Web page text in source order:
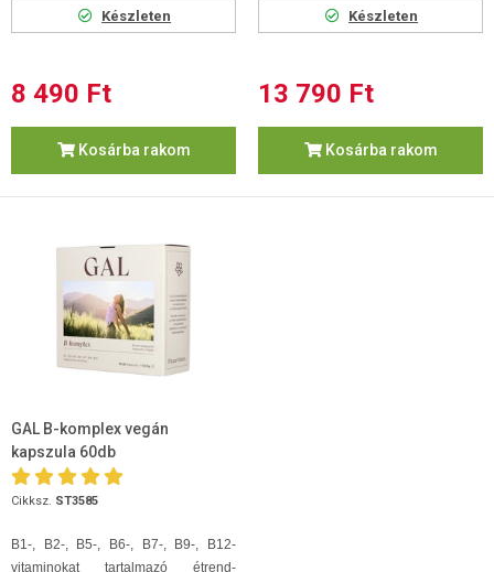
Készleten
8 490 Ft
Kosárba rakom
Készleten
13 790 Ft
Kosárba rakom
GAL B-komplex vegán
kapszula 60db
Cikksz. ST3585
B1-, B2-, B5-, B6-, B7-, B9-, B12-
vitaminokat tartalmazó étrend-